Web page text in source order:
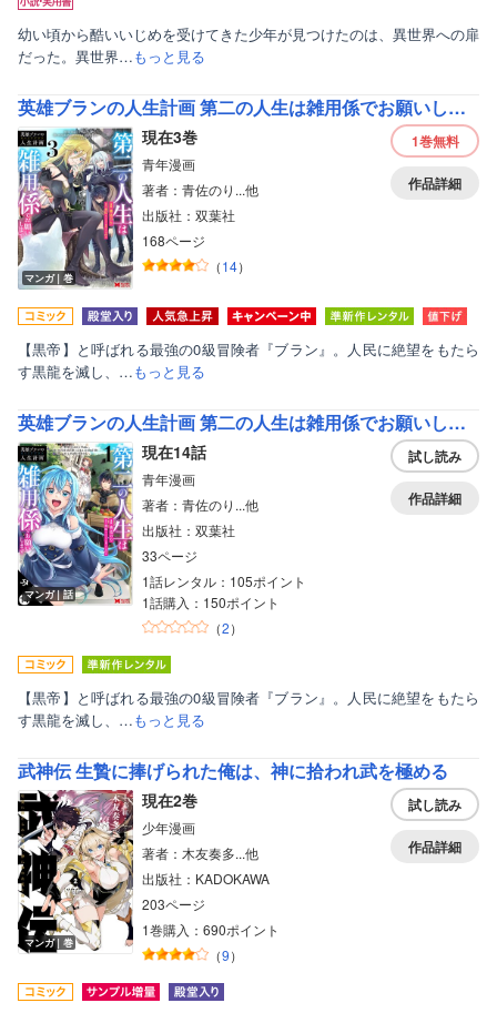
幼い頃から酷いいじめを受けてきた少年が見つけたのは、異世界への扉
だった。異世界…もっと見る
英雄ブランの人生計画 第二の人生は雑用係でお願いします（コミック）
マンガ｜巻
現在3巻
青年漫画
著者：青佐のり...他
出版社：双葉社
168ページ
（14）
1巻無料
作品詳細
【黒帝】と呼ばれる最強の0級冒険者『ブラン』。人民に絶望をもたら
す黒龍を滅し、…もっと見る
英雄ブランの人生計画 第二の人生は雑用係でお願いします（コミック） 分冊版
マンガ｜話
現在14話
青年漫画
著者：青佐のり...他
出版社：双葉社
33ページ
1話レンタル：105ポイント
1話購入：150ポイント
（2）
試し読み
作品詳細
【黒帝】と呼ばれる最強の0級冒険者『ブラン』。人民に絶望をもたら
す黒龍を滅し、…もっと見る
武神伝 生贄に捧げられた俺は、神に拾われ武を極める
マンガ｜巻
現在2巻
少年漫画
著者：木友奏多...他
出版社：KADOKAWA
203ページ
1巻購入：690ポイント
（9）
試し読み
作品詳細